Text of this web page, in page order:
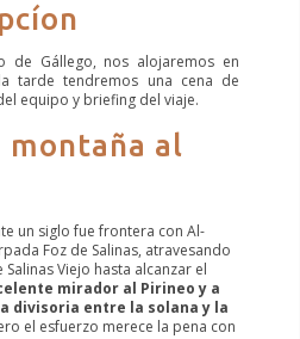
de Gállego, nos alojaremos en
tarde tendremos una cena de
equipo y briefing del viaje.
montaña al
un siglo fue frontera con Al-
Foz de Salinas, atravesando
Viejo hasta alcanzar el
mirador al Pirineo y a
divisoria entre la solana y la
el esfuerzo merece la pena con